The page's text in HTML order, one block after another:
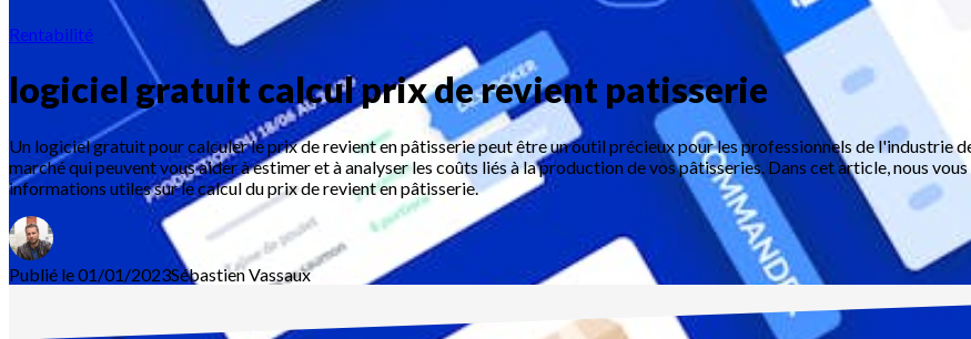
Rentabilité
logiciel gratuit calcul prix de revient patisserie
Un logiciel gratuit pour calculer le prix de revient en pâtisserie peut être un outil précieux pour les professionnels de l'industrie
marché qui peuvent vous aider à estimer et à analyser les coûts liés à la production de vos pâtisseries. Dans cet article, nous
informations utiles sur le calcul du prix de revient en pâtisserie.
Publié le 01/01/2023SébastienVassaux